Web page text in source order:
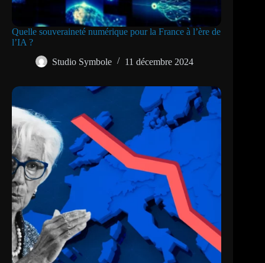
Quelle souveraineté numérique pour la France à l’ère de
l’IA ?
Studio Symbole
11 décembre 2024